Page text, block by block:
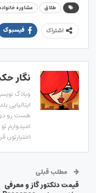
طلاق مشاوره
اشتراک فیسبوک
نگار
وبلاگ
ایتالیایی
هست رو
امیدوارم
اختیارتون
مطلب قبلی
قیمت دتکتور گاز و معرفی